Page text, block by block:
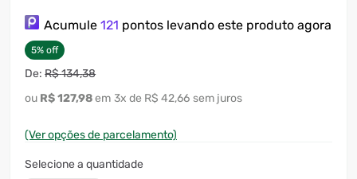
Acumule 121 pontos levando este produto agora
5% off
R$134,38
R$127,98 3x R$ 42,66 sem juros
(Ver opções de parcelamento)